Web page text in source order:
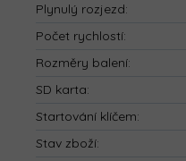
Plynulý rozjezd:
Počet rychlostí:
Rozměry balení:
SD karta:
Startování klíčem:
Stav zboží: